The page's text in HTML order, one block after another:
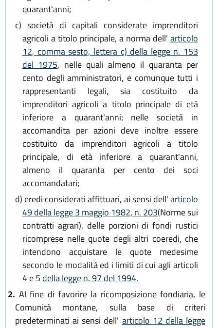
quarant'anni;
c) società di capitali considerate imprenditori
agricoli a titolo principale, a norma dell' articolo
12, comma sesto, lettera c) della legge n. 153
del 1975, nelle quali almeno il quaranta per
cento degli amministratori, e comunque tutti i
rappresentanti legali, sia costituito da
imprenditori agricoli a titolo principale di età
inferiore a quarant'anni; nelle società in
accomandita per azioni deve inoltre essere
costituito da imprenditori agricoli a titolo
principale, di età inferiore a quarant'anni,
almeno il quaranta per cento dei soci
accomandatari;
d) eredi considerati affittuari, ai sensi dell'articolo
49 della legge 3 maggio 1982, n. 203(Norme sui
contratti agrari), delle porzioni di fondi rustici
ricomprese nelle quote degli altri coeredi, che
intendono acquistare le quote medesime
secondo le modalità ed i limiti di cui agli articoli
4 e 5 della legge n. 97 del 1994.
2. Al fine di favorire la ricomposizione fondiaria, le
Comunità montane, sulla base di criteri
predeterminati ai sensi dell' articolo 12 della legge